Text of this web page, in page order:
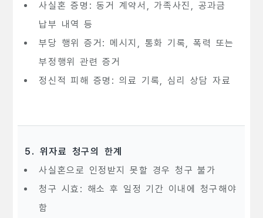
사실혼 증명: 동거 계약서, 가족사진, 공과금
납부 내역 등
부당 행위 증거: 메시지, 통화 기록, 폭력 또는
부정행위 관련 증거
정신적 피해 증명: 의료 기록, 심리 상담 자료
5. 위자료 청구의 한계
사실혼으로 인정받지 못할 경우 청구 불가
청구 시효: 해소 후 일정 기간 이내에 청구해야
함